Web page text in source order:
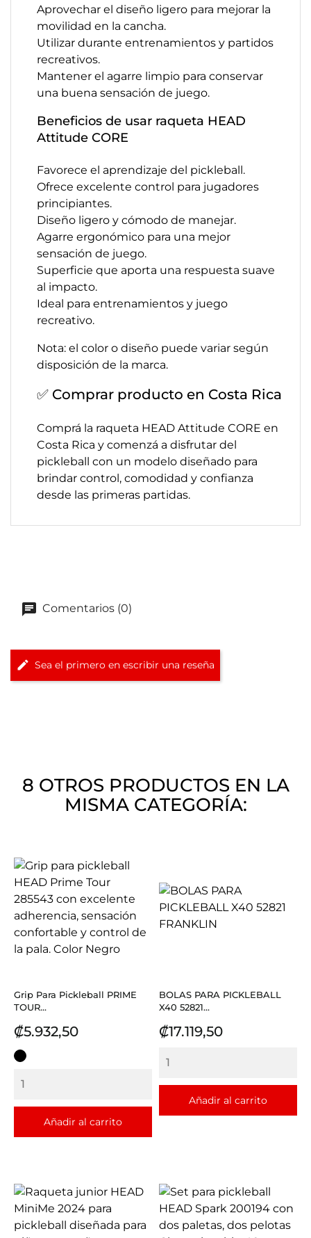
Aprovechar el diseño ligero para mejorar la
movilidad en la cancha.
Utilizar durante entrenamientos y partidos
recreativos.
Mantener el agarre limpio para conservar
una buena sensación de juego.
Beneficios de usar raqueta HEAD
Attitude CORE
Favorece el aprendizaje del pickleball.
Ofrece excelente control para jugadores
principiantes.
Diseño ligero y cómodo de manejar.
Agarre ergonómico para una mejor
sensación de juego.
Superficie que aporta una respuesta suave
al impacto.
Ideal para entrenamientos y juego
recreativo.
Nota: el color o diseño puede variar según
disposición de la marca.
✅ Comprar producto en Costa Rica
Comprá la raqueta HEAD Attitude CORE en
Costa Rica y comenzá a disfrutar del
pickleball con un modelo diseñado para
brindar control, comodidad y confianza
desde las primeras partidas.
Comentarios (0)
Sea el primero en escribir una reseña
8 OTROS PRODUCTOS EN LA
MISMA CATEGORÍA:
Grip Para Pickleball PRIME
TOUR...
Precio
₡5.932,50
NEGRO
Añadir al carrito
BOLAS PARA PICKLEBALL
X40 52821...
Precio
₡17.119,50
Añadir al carrito